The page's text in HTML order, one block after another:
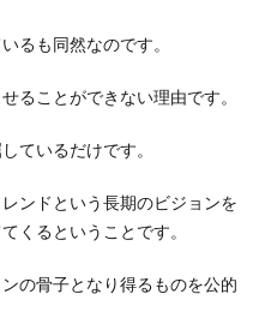
るも同然なのです。
ることができない理由です。
ているだけです。
ンドという長期のビジョンを
くるということです。
の骨子となり得るものを公的